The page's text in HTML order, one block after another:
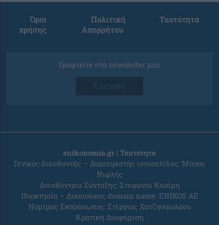
Όροι
χρήσης
Πολιτική
Απορρήτου
Ταυτότητα
Γραφτείτε στο newsletter μας
Εγγραφή
enikonomia.gr | Ταυτότητα
Γενικός διευθυντής – Διαχειριστής ιστοσελίδας: Μάνος
Νιφλής
Διευθύντρια Σύνταξης: Στεφανία Κασίμη
Ιδιοκτησία – Δικαιούχος domain name: ENIKOS AE
Νόμιμος Εκπρόσωπος: Στέργιος Χατζηνικολάου
Κρατική Διαφήμιση